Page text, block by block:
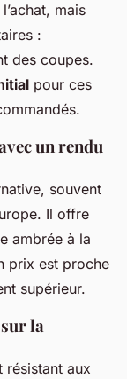
mais
:
des coupes.
pour ces
un rendu
souvent
Il offre
ambrée à la
prix est proche
supérieur.
la
aux